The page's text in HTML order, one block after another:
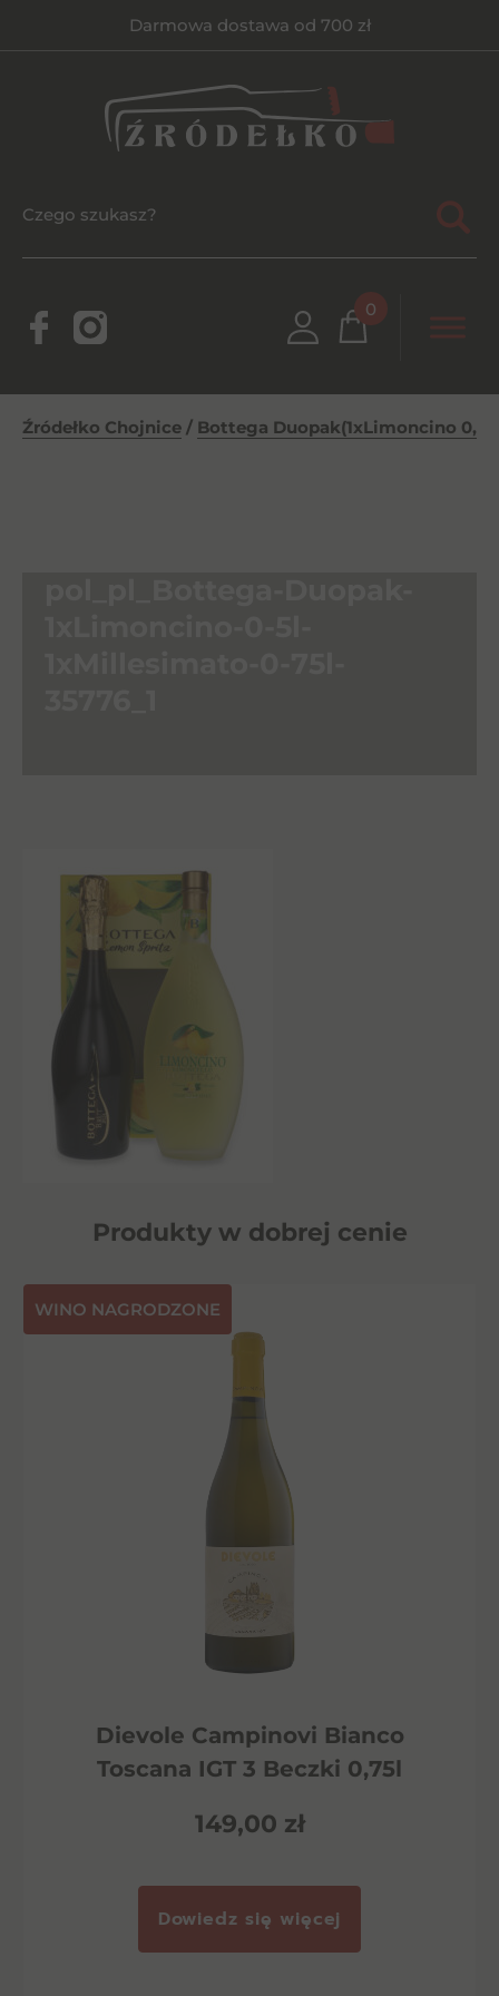
Darmowa dostawa od 700 zł
0
Źródełko Chojnice / Bottega Duopak(1xLimoncino
Produkty w dobrej cenie
⁠WINO NAGRODZONE
Dievole Campinovi Bianco
Toscana IGT 3 Beczki 0,75l
149,00 zł
Dowiedz się więcej